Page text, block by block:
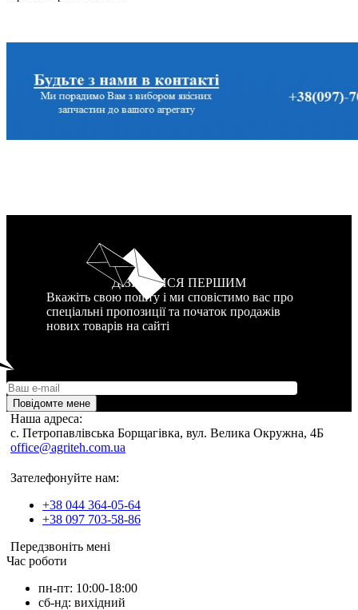
ДІЗНАТИСЯ ПЕРШИМ
Вкажіть свою пошту і ми сповістимо вас про
спеціальні пропозиції та початок продажів
нових товарів на сайті
Повідомте мене
Наша адреса:
c. Петропавлівська Борщагівка, вул. Велика Окружна, 4Б
office@agriteh.com.ua
Зателефонуйте нам:
+38 044 364-05-64
+38 097 703-58-86
Передзвоніть мені
Час роботи
пн-пт: 10:00-18:00
сб-нд: вихідний